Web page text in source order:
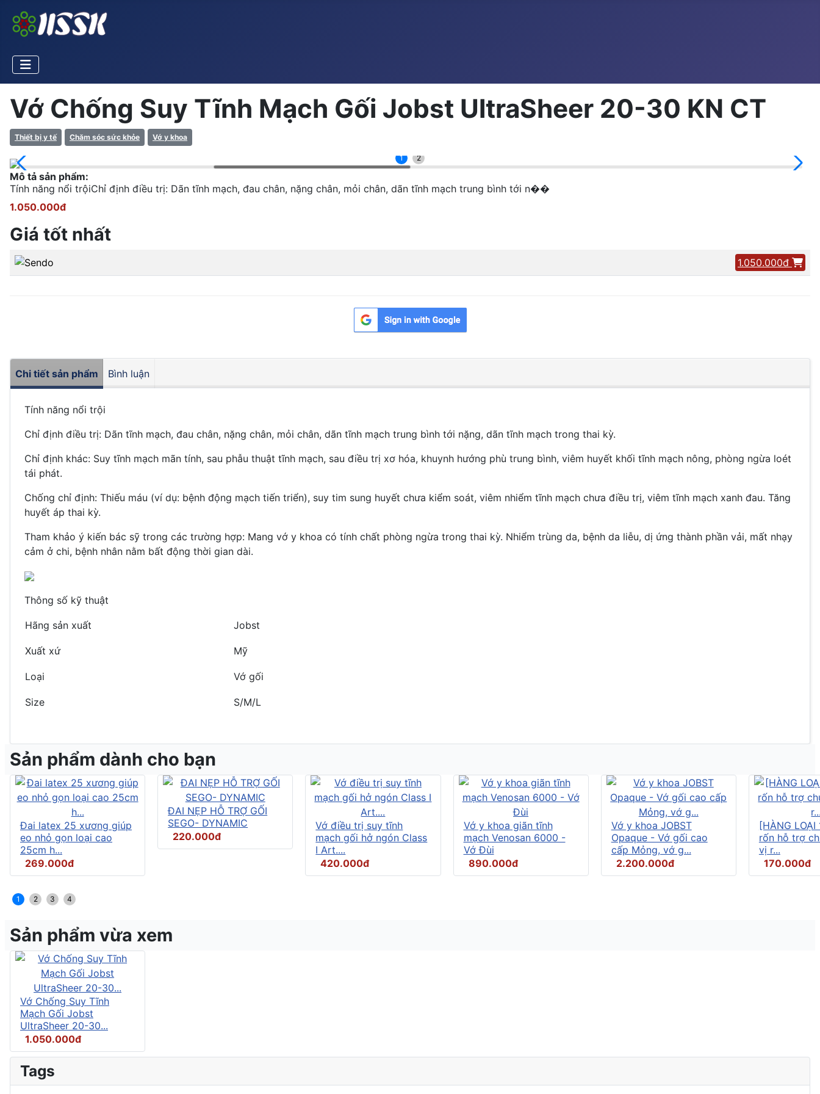
Vớ Chống Suy Tĩnh Mạch Gối Jobst UltraSheer 20-30 KN CT
Thiết bị y tế Chăm sóc sức khỏe Vớ y khoa
1 2
Mô tả sản phẩm:
Tính năng nổi trộiChỉ định điều trị: Dãn tĩnh mạch, đau chân, nặng chân, mỏi chân, dãn tĩnh mạch trung bình tới n��
1.050.000đ
Giá tốt nhất
1.050.000đ
Chi tiết sản phẩm Bình luận
Tính năng nổi trội
Chỉ định điều trị: Dãn tĩnh mạch, đau chân, nặng chân, mỏi chân, dãn tĩnh mạch trung bình tới nặng, dãn tĩnh mạch trong thai kỳ.
Chỉ định khác: Suy tĩnh mạch mãn tính, sau phẫu thuật tĩnh mạch, sau điều trị xơ hóa, khuynh hướng phù trung bình, viêm huyết khối tĩnh mạch nông, phòng ngừa loét
tái phát.
Chống chỉ định: Thiếu máu (ví dụ: bệnh động mạch tiến triển), suy tim sung huyết chưa kiểm soát, viêm nhiểm tĩnh mạch chưa điều trị, viêm tĩnh mạch xanh đau. Tăng
huyết áp thai kỳ.
Tham khảo ý kiến bác sỹ trong các trường hợp: Mang vớ y khoa có tính chất phòng ngừa trong thai kỳ. Nhiểm trùng da, bệnh da liễu, dị ứng thành phần vải, mất nhạy
cảm ở chi, bệnh nhân nằm bất động thời gian dài.
Thông số kỹ thuật
Hãng sản xuất Jobst
Xuất xứ Mỹ
Loại Vớ gối
Size S/M/L
Sản phẩm dành cho bạn
Đai latex 25 xương giúp
eo nhỏ gọn loại cao
25cm h...
269.000đ
ĐAI NẸP HỖ TRỢ GỐI
SEGO- DYNAMIC
220.000đ
Vớ điều trị suy tĩnh
mạch gối hở ngón Class
I Art....
420.000đ
Vớ y khoa giãn tĩnh
mạch Venosan 6000 -
Vớ Đùi
890.000đ
Vớ y khoa JOBST
Opaque - Vớ gối cao
cấp Mỏng, vớ g...
2.200.000đ
[HÀNG
rốn hỗ trợ
vị r...
170.000đ
1 2 3 4
Sản phẩm vừa xem
Vớ Chống Suy Tĩnh
Mạch Gối Jobst
UltraSheer 20-30...
1.050.000đ
Tags